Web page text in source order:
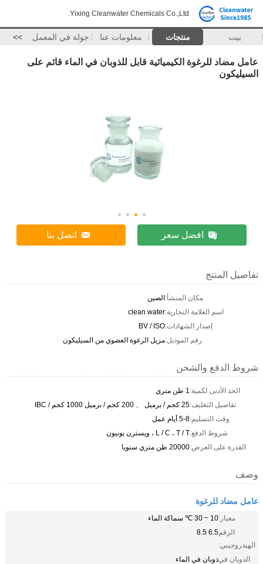
Yixing Cleanwater Chemicals Co.,Ltd.
بيت منتجات معلومات عنا جولة في المعمل >>
عامل مضاد للرغوة الكيميائية قابل للذوبان في الماء قائم على
السيليكون
افضل سعر اتصل بنا
تفاصيل المنتج
مكان المنشأ:الصين
اسم العلامة التجارية:clean water
إصدار الشهادات:BV / ISO
رقم الموديل:مزيل الرغوة العضوي من السيليكون
شروط الدفع والشحن
الحد الأدنى لكمية:1 طن متري
تفاصيل التغليف:25 كجم / برميل 、 200 كجم / برميل 1000 كجم / IBC
وقت التسليم:5-8 أيام عمل
شروط الدفع:L / C ، T / T ، ويسترن يونيون
القدرة على العرض:20000 طن متري سنويا
وصف
عامل مضاد للرغوة
معيار:10 ~ 30 ℃ سماكة الماء
الرقم
الهيدروجيني:
6.5 8.5
الذوبان فيذوبان في الماء